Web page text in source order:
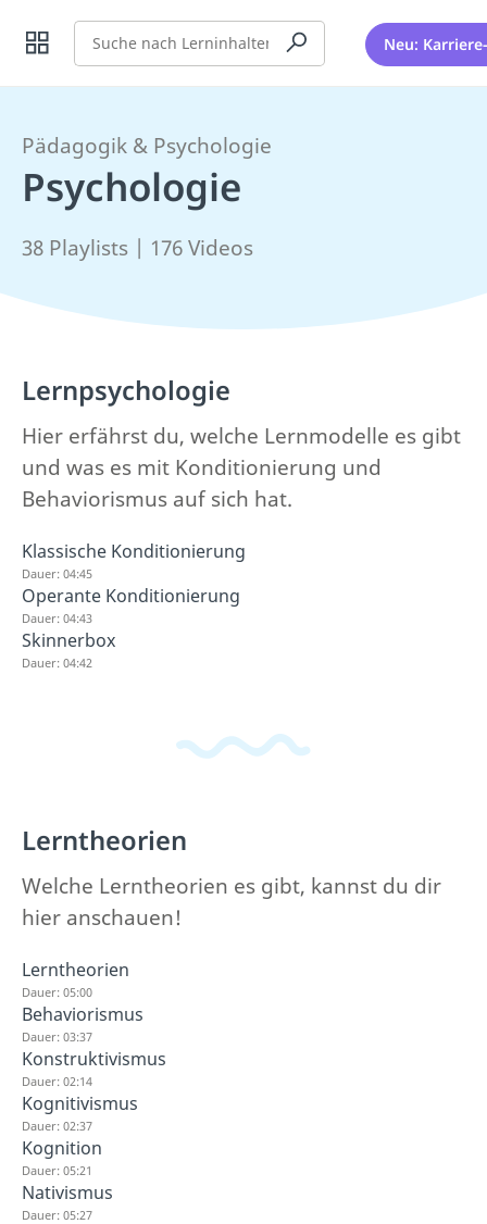
Suche Neu:
Pädagogik & Psychologie
Psychologie
38 Playlists | 176 Videos
Lernpsychologie
Hier erfährst du, welche Lernmodelle es gibt
und was es mit Konditionierung und
Behaviorismus auf sich hat.
Klassische Konditionierung
Dauer: 04:45
Operante Konditionierung
Dauer: 04:43
Skinnerbox
Dauer: 04:42
Lerntheorien
Welche Lerntheorien es gibt, kannst du dir
hier anschauen!
Lerntheorien
Dauer: 05:00
Behaviorismus
Dauer: 03:37
Konstruktivismus
Dauer: 02:14
Kognitivismus
Dauer: 02:37
Kognition
Dauer: 05:21
Nativismus
Dauer: 05:27